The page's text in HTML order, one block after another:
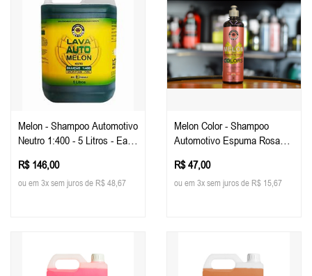
Melon - Shampoo Automotivo
Neutro 1:400 - 5 Litros - Easy
R$ 146,00
ou em 3x sem juros de R$ 48,67
Melon Color - Shampoo
Automotivo Espuma Rosa
R$ 47,00
ou em 3x sem juros de R$ 15,67